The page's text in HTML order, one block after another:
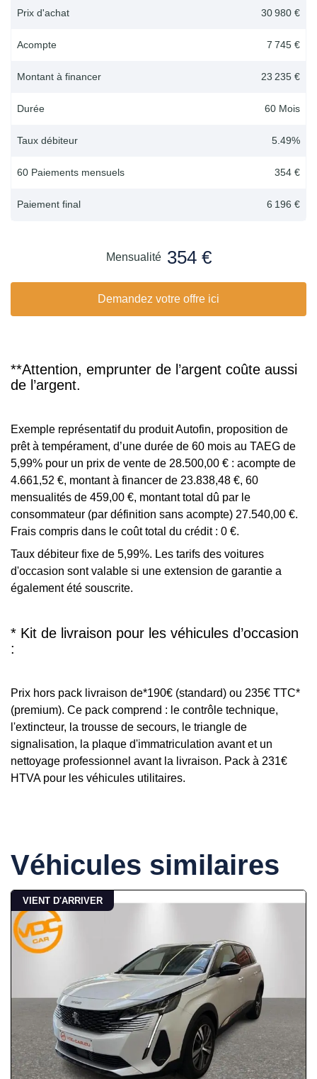
Prix d'achat 30 980 €
Acompte 7 745 €
Montant à financer 23 235 €
Durée 60 Mois
Taux débiteur 5.49%
60 Paiements mensuels 354 €
Paiement final 6 196 €
Mensualité 354 €
Demandez votre offre ici
**Attention, emprunter de l’argent coûte aussi
de l’argent.
Exemple représentatif du produit Autofin, proposition de
prêt à tempérament, d’une durée de 60 mois au TAEG de
5,99% pour un prix de vente de 28.500,00 € : acompte de
4.661,52 €, montant à financer de 23.838,48 €, 60
mensualités de 459,00 €, montant total dû par le
consommateur (par définition sans acompte) 27.540,00 €.
Frais compris dans le coût total du crédit : 0 €.
Taux débiteur fixe de 5,99%. Les tarifs des voitures
d'occasion sont valable si une extension de garantie a
également été souscrite.
* Kit de livraison pour les véhicules d’occasion
:
Prix hors pack livraison de*190€ (standard) ou 235€ TTC*
(premium). Ce pack comprend : le contrôle technique,
l'extincteur, la trousse de secours, le triangle de
signalisation, la plaque d'immatriculation avant et un
nettoyage professionnel avant la livraison. Pack à 231€
HTVA pour les véhicules utilitaires.
Véhicules similaires
VIENT D'ARRIVER